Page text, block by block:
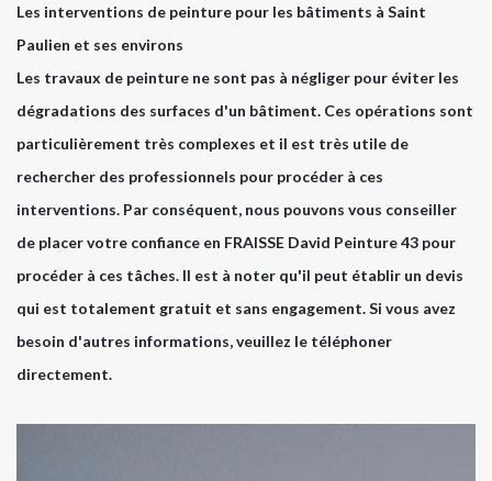
Les interventions de peinture pour les bâtiments à Saint
Paulien et ses environs
Les travaux de peinture ne sont pas à négliger pour éviter les
dégradations des surfaces d'un bâtiment. Ces opérations sont
particulièrement très complexes et il est très utile de
rechercher des professionnels pour procéder à ces
interventions. Par conséquent, nous pouvons vous conseiller
de placer votre confiance en FRAISSE David Peinture 43 pour
procéder à ces tâches. Il est à noter qu'il peut établir un devis
qui est totalement gratuit et sans engagement. Si vous avez
besoin d'autres informations, veuillez le téléphoner
directement.